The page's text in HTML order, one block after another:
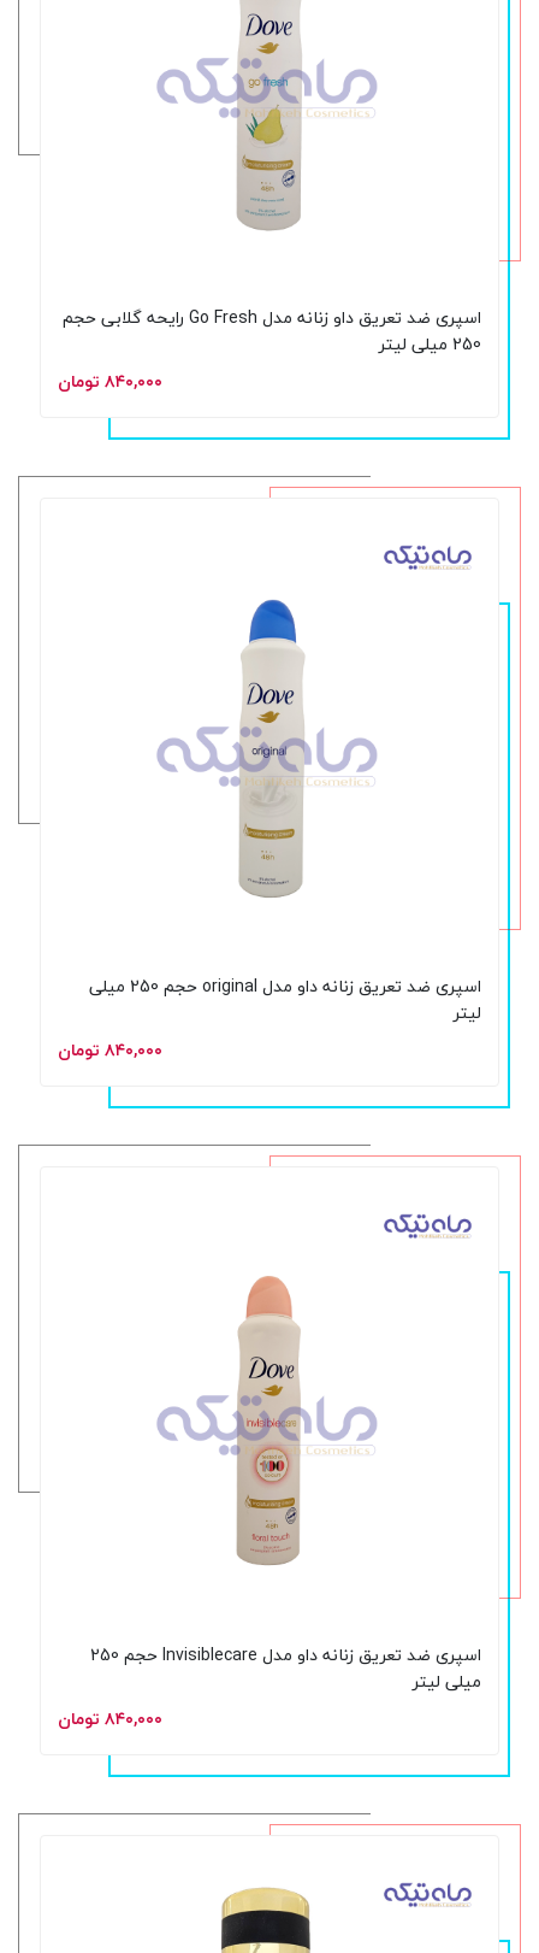
اسپری ضد تعریق داو زنانه مدل Go Fresh رایحه گلابی حجم
250 میلی لیتر
۸۴۰,۰۰۰ تومان
اسپری ضد تعریق زنانه داو مدل original حجم 250 میلی
لیتر
۸۴۰,۰۰۰ تومان
اسپری ضد تعریق زنانه داو مدل Invisiblecare حجم 250
میلی لیتر
۸۴۰,۰۰۰ تومان